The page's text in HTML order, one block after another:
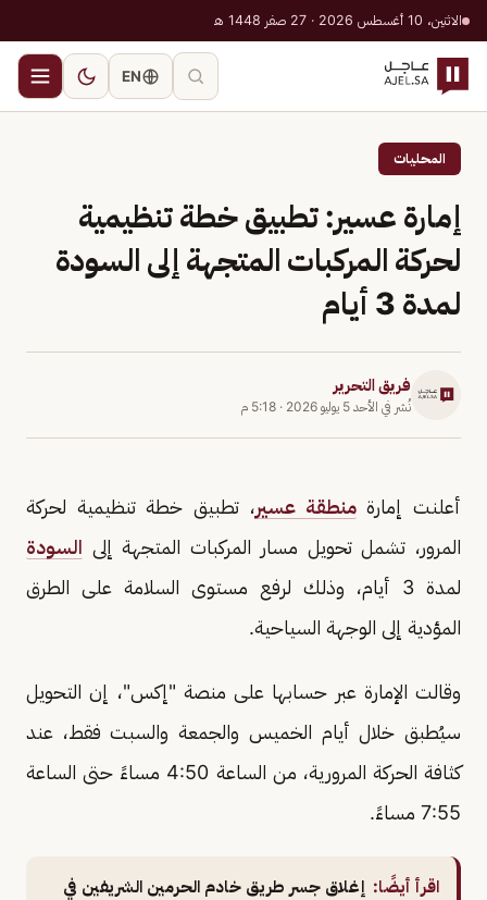
الاثنين، 10 أغسطس 2026 · 27 صفر 1448 هـ
EN
المحليات
إمارة عسير: تطبيق خطة تنظيمية
لحركة المركبات المتجهة إلى السودة
لمدة 3 أيام
فريق التحرير
نُشر في الأحد 5 يوليو 2026 · 5:18 م
أعلنت إمارةمنطقة عسير، تطبيق خطة تنظيمية لحركة
المرور، تشمل تحويل مسار المركبات المتجهة إلى السودة
لمدة 3 أيام، وذلك لرفع مستوى السلامة على الطرق
المؤدية إلى الوجهة السياحية.
وقالت الإمارة عبر حسابها على منصة "إكس"، إن التحويل
سيُطبق خلال أيام الخميس والجمعة والسبت فقط، عند
كثافة الحركة المرورية، من الساعة 4:50 مساءً حتى الساعة
7:55 مساءً.
اقرأ أيضًا: إغلاق جسر طريق خادم الحرمين الشريفين في